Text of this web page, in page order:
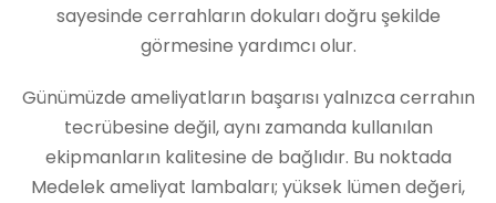
sayesinde cerrahların dokuları doğru şekilde
görmesine yardımcı olur.
Günümüzde ameliyatların başarısı yalnızca cerrahın
tecrübesine değil, aynı zamanda kullanılan
ekipmanların kalitesine de bağlıdır. Bu noktada
Medelek ameliyat lambaları; yüksek lümen değeri,